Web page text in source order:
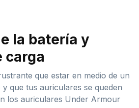
la batería y
carga
que estar en medio de un
que tus auriculares se queden
los auriculares Under Armour